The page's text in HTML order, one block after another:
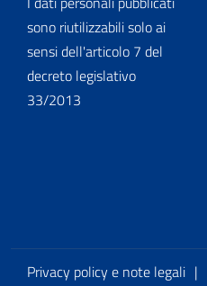
sono riutilizzabili solo ai
sensi dell'articolo 7 del
decreto legislativo
33/2013
Privacy policy e note legali |